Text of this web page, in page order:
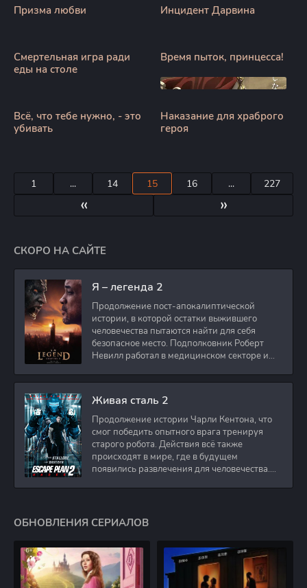
Призма любви Инцидент Дарвина
Смертельная игра ради
еды на столе
Время пыток, принцесса!
Всё, что тебе нужно, - это
убивать
Наказание для храброго
героя
«
1 ... 14 15 16 ... 227
»
СКОРО НА САЙТЕ
Я – легенда 2
Продолжение пост-апокалиптической
истории, в которой остатки выжившего
человечества пытаются найти для себя
безопасное место. Подполковник Роберт
Невилл работал в медицинском секторе и
Живая сталь 2
Продолжение истории Чарли Кентона, что
смог победить опытного врага тренируя
старого робота. Действия всё также
происходят в мире, где в будущем
появились развлечения для человечества.
ОБНОВЛЕНИЯ СЕРИАЛОВ